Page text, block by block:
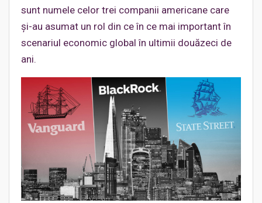
sunt numele celor trei companii americane care
și-au asumat un rol din ce în ce mai important în
scenariul economic global în ultimii douăzeci de
ani.